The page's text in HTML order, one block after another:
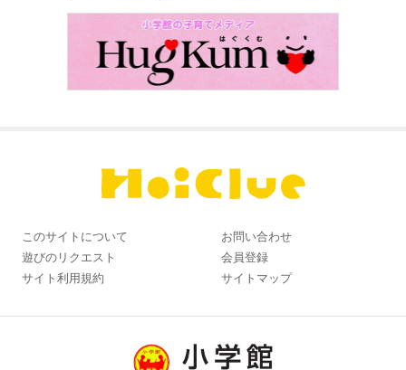
このサイトについて
お問い合わせ
遊びのリクエスト
会員登録
サイト利用規約
サイトマップ